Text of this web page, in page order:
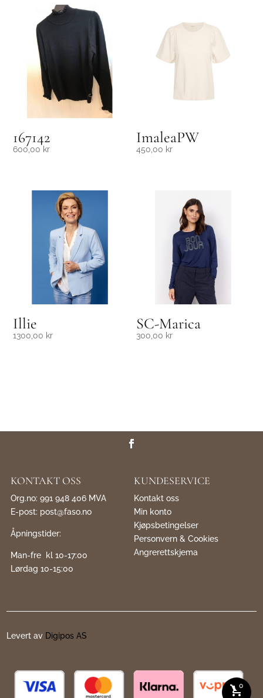
shopping_cart
0
167142
600,00 kr
ImaleaPW
450,00 kr
Illie
1300,00 kr
SC-Marica
300,00 kr
KONTAKT OSS
Org.no: 991 948 406 MVA
E-post: post@faso.no
Åpningstider:
Man-fre kl 10-17:00
Lørdag 10-15:00
KUNDESERVICE
Kontakt oss
Min konto
Kjøpsbetingelser
Personvern & Cookies
Angrerettskjema
Levert av Digipos AS